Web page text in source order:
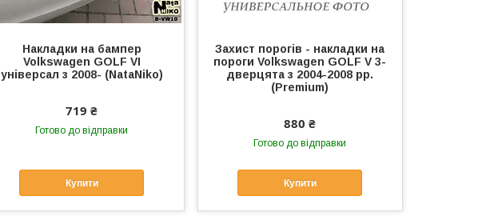
Накладки на бампер
Volkswagen GOLF VI
універсал з 2008- (NataNiko)
719 ₴
Готово до відправки
Купити
Захист порогів - накладки на
пороги Volkswagen GOLF V 3-
дверцята з 2004-2008 рр.
(Premium)
880 ₴
Готово до відправки
Купити